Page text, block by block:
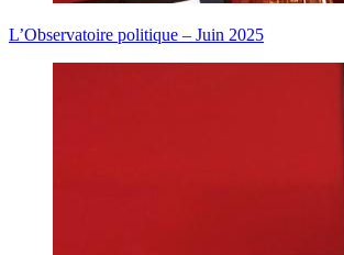
L’Observatoire politique – Juin 2025